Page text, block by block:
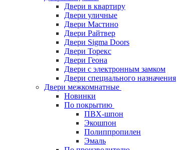
Двери в квартиру
Двери уличные
Двери Мастино
Двери Райтвер
Двери Sigma Doors
Двери Торекс
Двери Геона
Двери с электронным замком
Двери специального назначения
Двери межкомнатные
Новинки
По покрытию
ПВХ-шпон
Экошпон
Полиппропилен
Эмаль